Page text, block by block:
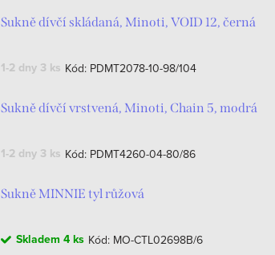
Sukně dívčí skládaná, Minoti, VOID 12, černá
1-2 dny 3 ks Kód: PDMT2078-10-98/104
Sukně dívčí vrstvená, Minoti, Chain 5, modrá
1-2 dny 3 ks Kód: PDMT4260-04-80/86
Sukně MINNIE tyl růžová
Skladem 4 ks Kód: MO-CTL02698B/6